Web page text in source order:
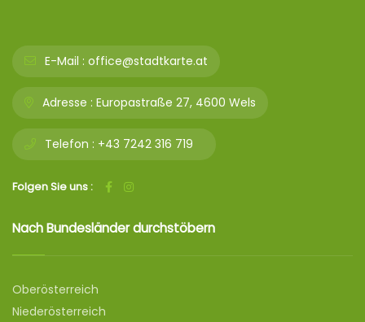
E-Mail : office@stadtkarte.at
Adresse : Europastraße 27, 4600 Wels
Telefon : +43 7242 316 719
Folgen Sie uns :
Nach Bundesländer durchstöbern
Oberösterreich
Niederösterreich